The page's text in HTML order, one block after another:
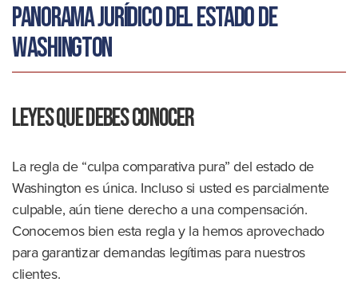
Panorama jurídico del estado de
Washington
Leyes que debes conocer
La regla de “culpa comparativa pura” del estado de
Washington es única. Incluso si usted es parcialmente
culpable, aún tiene derecho a una compensación.
Conocemos bien esta regla y la hemos aprovechado
para garantizar demandas legítimas para nuestros
clientes.